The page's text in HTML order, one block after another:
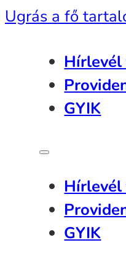
Ugrás a fő
GYIK
GYIK